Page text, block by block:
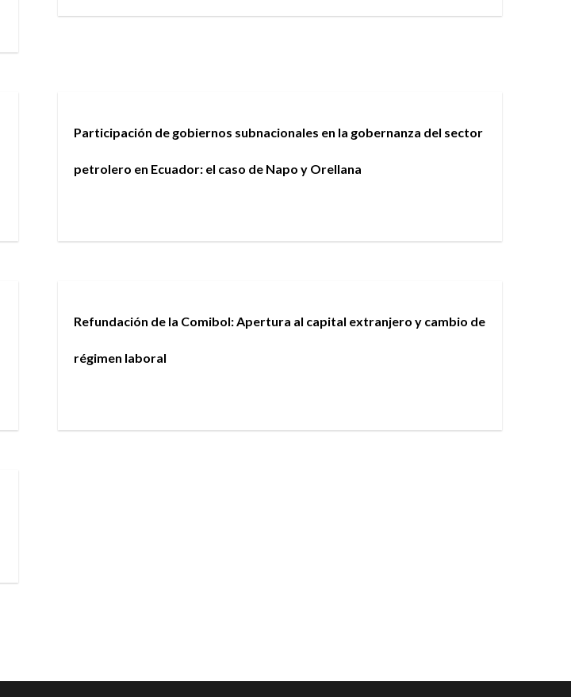
Participación de gobiernos subnacionales en la gobernanza del sector
petrolero en Ecuador: el caso de Napo y Orellana
Refundación de la Comibol: Apertura al capital extranjero y cambio de
régimen laboral